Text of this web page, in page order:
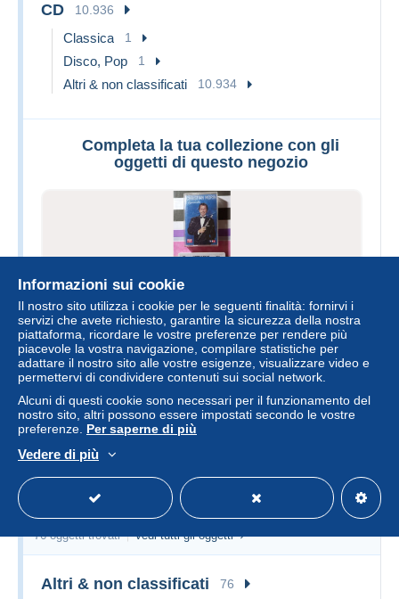
CD 10.936
Classica 1
Disco, Pop 1
Altri & non classificati 10.934
Completa la tua collezione con gli
oggetti di questo negozio
K7 Audio - Aquarella
± 4,62 $US
Il reste20 jours 17 heures
Videogiochi
76 oggetti trovati Vedi tutti gli oggetti
Altri & non classificati 76
Informazioni sui cookie
Il nostro sito utilizza i cookie per le seguenti finalità: fornirvi i
servizi che avete richiesto, garantire la sicurezza della nostra
piattaforma, ricordare le vostre preferenze per rendere più
piacevole la vostra navigazione, compilare statistiche per
adattare il nostro sito alle vostre esigenze, visualizzare video e
permettervi di condividere contenuti sui social network.
Alcuni di questi cookie sono necessari per il funzionamento del
nostro sito, altri possono essere impostati secondo le vostre
preferenze. Per saperne di più
Vedere di più